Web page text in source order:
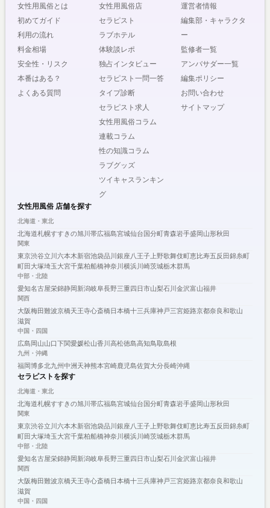
女性用風俗とは
初めてガイド
利用の流れ
料金相場
安全性・リスク
本番はある？
よくある質問
女性用風俗店
セラピスト
ラブホテル
体験談レポ
独占インタビュー
セラピスト一問一答
タイプ診断
セラピスト求人
女性用風俗コラム
連載コラム
性の知識コラム
ラブグッズ
ツイキャスランキン
グ
運営者情報
編集部・キャラクタ
ー
監修者一覧
アンバサダー一覧
編集ポリシー
お問い合わせ
サイトマップ
女性用風俗 店舗を探す
北海道・東北
北海道札幌すすきの旭川帯広福島宮城仙台国分町青森岩手盛岡山形秋田
関東
東京渋谷立川六本木新宿池袋品川銀座 八王子 上野歌舞伎町恵比寿五反田錦糸町
町田大塚埼玉大宮千葉柏船橋神奈川横浜川崎茨城栃木群馬
中部・北陸
愛知名古屋栄錦静岡新潟岐阜長野三重四日市山梨石川金沢富山福井
関西
大阪梅田難波京橋天王寺心斎橋日本橋十三兵庫神戸三宮姫路京都奈良和歌山
滋賀
中国・四国
広島岡山山口下関愛媛松山香川高松徳島高知鳥取島根
九州・沖縄
福岡博多北九州中洲天神熊本宮崎鹿児島佐賀大分長崎沖縄
セラピストを探す
北海道・東北
北海道札幌すすきの旭川帯広福島宮城仙台国分町青森岩手盛岡山形秋田
関東
東京渋谷立川六本木新宿池袋品川銀座 八王子 上野歌舞伎町恵比寿五反田錦糸町
町田大塚埼玉大宮千葉柏船橋神奈川横浜川崎茨城栃木群馬
中部・北陸
愛知名古屋栄錦静岡新潟岐阜長野三重四日市山梨石川金沢富山福井
関西
大阪梅田難波京橋天王寺心斎橋日本橋十三兵庫神戸三宮姫路京都奈良和歌山
滋賀
中国・四国